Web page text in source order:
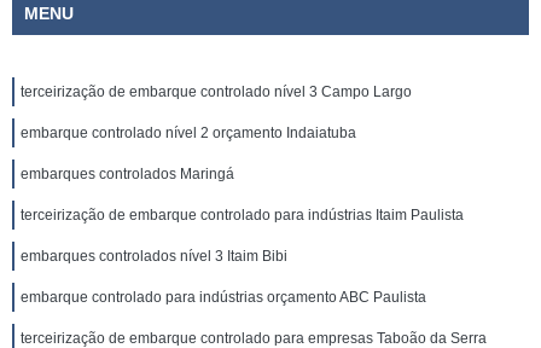
MENU
terceirização de embarque controlado nível 3 Campo Largo
embarque controlado nível 2 orçamento Indaiatuba
embarques controlados Maringá
terceirização de embarque controlado para indústrias Itaim Paulista
embarques controlados nível 3 Itaim Bibi
embarque controlado para indústrias orçamento ABC Paulista
terceirização de embarque controlado para empresas Taboão da Serra